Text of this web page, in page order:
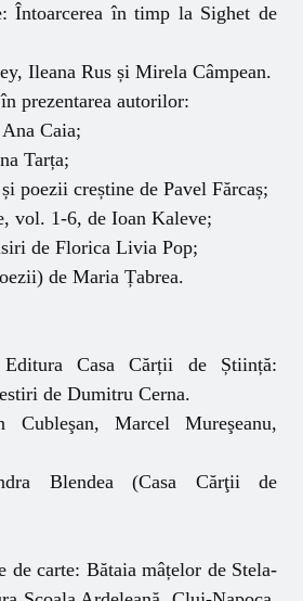
Întoarcerea în timp la Sighet de
Ileana Rus și Mirela Câmpean.
prezentarea autorilor:
Caia;
Tarța;
poezii creștine de Pavel Fărcaș;
vol. 1-6, de Ioan Kaleve;
de Florica Livia Pop;
de Maria Țabrea.
Casa Cărții de Știință:
de Dumitru Cerna.
Cubleşan, Marcel Mureşeanu,
Blendea (Casa Cărţii de
de carte: Bătaia mâțelor de Stela-